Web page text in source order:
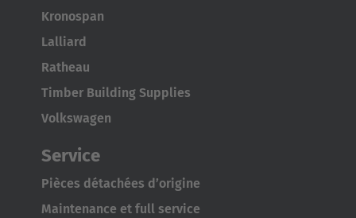
Kronospan
Lalliard
Ratheau
Timber Building Supplies
Volkswagen
Service
Pièces détachées d’origine
Maintenance et full service